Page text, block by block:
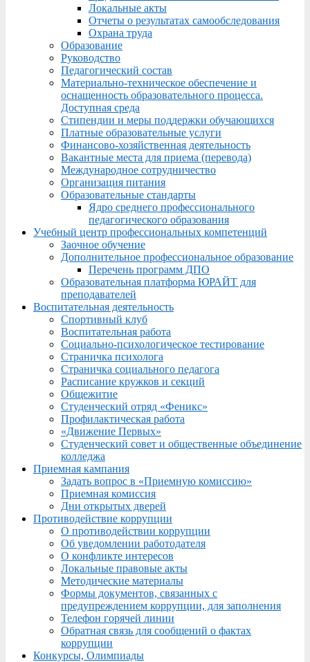
Локальные акты
Отчеты о результатах самообследования
Охрана труда
Образование
Руководство
Педагогический состав
Материально-техническое обеспечение и
оснащенность образовательного процесса.
Доступная среда
Стипендии и меры поддержки обучающихся
Платные образовательные услуги
Финансово-хозяйственная деятельность
Вакантные места для приема (перевода)
Международное сотрудничество
Организация питания
Образовательные стандарты
Ядро среднего профессионального
педагогического образования
Учебный центр профессиональных компетенций
Заочное обучение
Дополнительное профессиональное образование
Перечень программ ДПО
Образовательная платформа ЮРАЙТ для
преподавателей
Воспитательная деятельность
Спортивный клуб
Воспитательная работа
Социально-психологическое тестирование
Страничка психолога
Страничка социального педагога
Расписание кружков и секций
Общежитие
Студенческий отряд «Феникс»
Профилактическая работа
«Движение Первых»
Студенческий совет и общественные объединение
колледжа
Приемная кампания
Задать вопрос в «Приемную комиссию»
Приемная комиссия
Дни открытых дверей
Противодействие коррупции
О противодействии коррупции
Об уведомлении работодателя
О конфликте интересов
Локальные правовые акты
Методические материалы
Формы документов, связанных с
предупреждением коррупции, для заполнения
Телефон горячей линии
Обратная связь для сообщений о фактах
коррупции
Конкурсы, Олимпиады